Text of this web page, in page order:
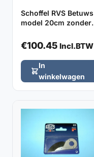
Schoffel RVS Betuws
model 20cm zonder
€100.45 Incl.BTW
In
winkelwagen